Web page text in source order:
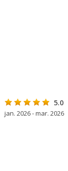
5.0
jan. 2026 - mar. 2026